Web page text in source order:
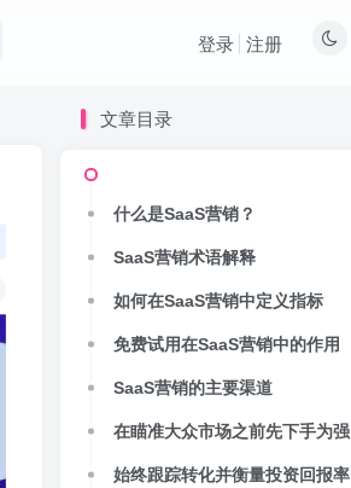
登录 注册
文章目录
什么是SaaS营销？
SaaS营销术语解释
如何在SaaS营销中定义指标
免费试用在SaaS营销中的作用
SaaS营销的主要渠道
在瞄准大众市场之前先下手为强
始终跟踪转化并衡量投资回报率